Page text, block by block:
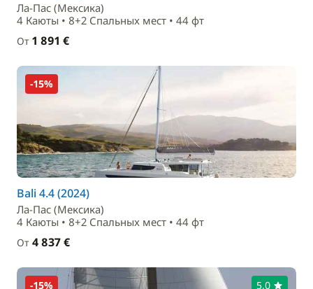
Ла-Пас (Мексика)
4 Каюты • 8+2 Спальныx мест • 44 фт
От 1 891 €
-15%
Bali 4.4 (2024)
Ла-Пас (Мексика)
4 Каюты • 8+2 Спальныx мест • 44 фт
От 4 837 €
-15% 5,0